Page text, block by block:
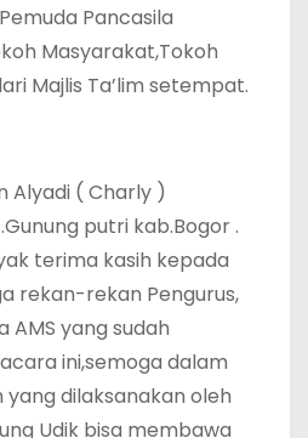
Pancasila
Masyarakat,Tokoh
Majlis Ta’lim setempat.
Alyadi ( Charly )
putri kab.Bogor .
terima kasih kepada
rekan-rekan Pengurus,
AMS yang sudah
ini,semoga dalam
dilaksanakan oleh
Udik bisa membawa